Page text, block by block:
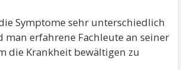
Symptome sehr unterschiedlich
man erfahrene Fachleute an seiner
die Krankheit bewältigen zu